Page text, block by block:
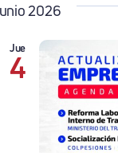
2026
Jue
4